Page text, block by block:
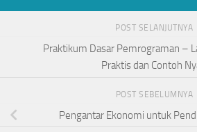
POST SELANJUTNYA
Praktikum Dasar Pemrograman –
Praktis dan Contoh
POST SEBELUMNYA
Pengantar Ekonomi untuk